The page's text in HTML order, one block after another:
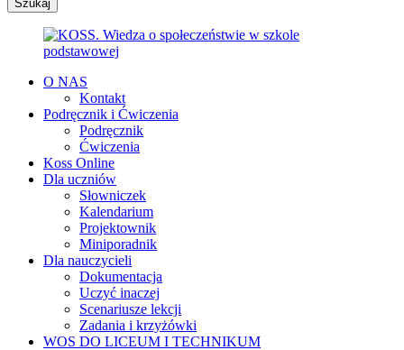
O NAS
Kontakt
Podręcznik i Ćwiczenia
Podręcznik
Ćwiczenia
Koss Online
Dla uczniów
Słowniczek
Kalendarium
Projektownik
Miniporadnik
Dla nauczycieli
Dokumentacja
Uczyć inaczej
Scenariusze lekcji
Zadania i krzyżówki
WOS DO LICEUM I TECHNIKUM